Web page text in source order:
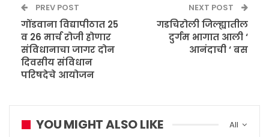
PREV POST
गोंडवाना विद्यापीठात 25
व 26 मार्च रोजी होणार
संविधानाचा जागर दोन
दिवसीय संविधान
परिषदेचे आयोजन
NEXT POST
गडचिरोली जिल्ह्यातील
दुर्गम भागात आली ‘
आनंदाची ‘ बस
All
YOU MIGHT ALSO LIKE